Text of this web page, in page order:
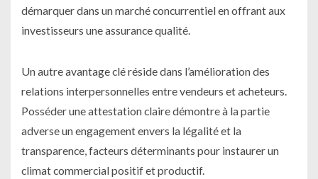
démarquer dans un marché concurrentiel en offrant aux
investisseurs une assurance qualité.
Un autre avantage clé réside dans l’amélioration des
relations interpersonnelles entre vendeurs et acheteurs.
Posséder une attestation claire démontre à la partie
adverse un engagement envers la légalité et la
transparence, facteurs déterminants pour instaurer un
climat commercial positif et productif.